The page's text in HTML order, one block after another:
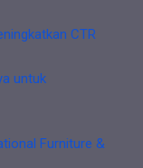
CTR
untuk
Furniture &